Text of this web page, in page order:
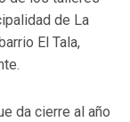
de La
El Tala,
da cierre al año